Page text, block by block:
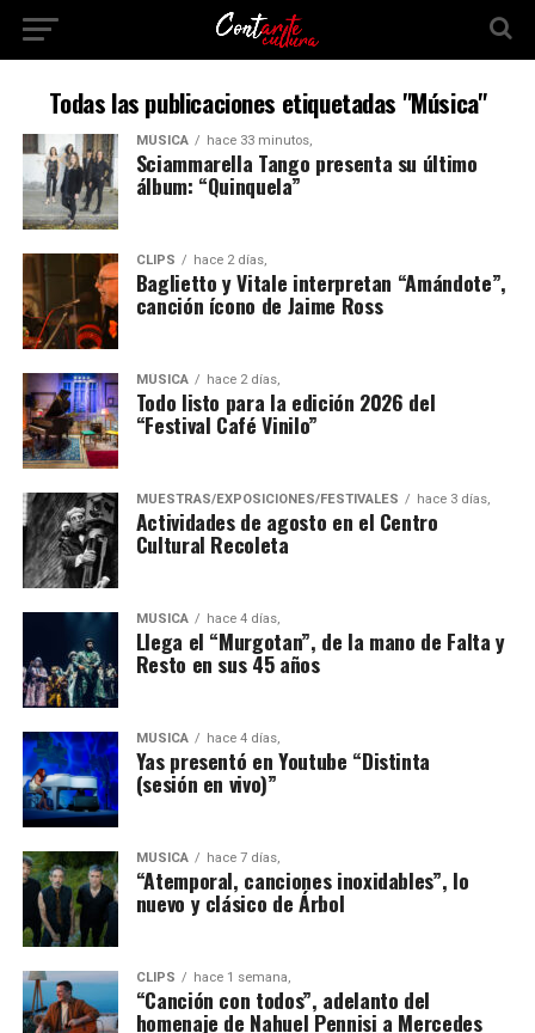
Todas las publicaciones etiquetadas "Música"
MÚSICA hace 33 minutos,
Sciammarella Tango presenta su último
álbum: “Quinquela”
CLIPS hace 2 días,
Baglietto y Vitale interpretan “Amándote”,
canción ícono de Jaime Ross
MÚSICA hace 2 días,
Todo listo para la edición 2026 del
“Festival Café Vinilo”
MUESTRAS/EXPOSICIONES/FESTIVALES hace 3 días,
Actividades de agosto en el Centro
Cultural Recoleta
MÚSICA hace 4 días,
Llega el “Murgotan”, de la mano de Falta y
Resto en sus 45 años
MÚSICA hace 4 días,
Yas presentó en Youtube “Distinta
(sesión en vivo)”
MÚSICA hace 7 días,
“Atemporal, canciones inoxidables”, lo
nuevo y clásico de Árbol
CLIPS hace 1 semana,
“Canción con todos”, adelanto del
homenaje de Nahuel Pennisi a Mercedes